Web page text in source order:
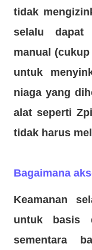
tidak
selalu dapat
manual
untuk
niaga yang
alat seperti
tidak harus
Bagaimana
Keamanan
untuk basis
sementara